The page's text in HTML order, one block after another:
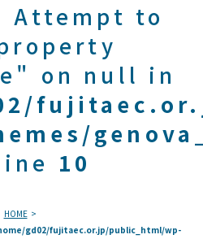
Attempt to
on null in
10
HOME
gd02/fujitaec.or.jp/public_html/wp-